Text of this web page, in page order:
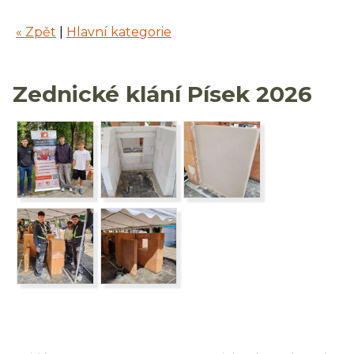
« Zpět Hlavní kategorie
Zednické klání Písek 2026